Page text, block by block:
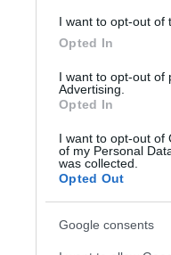
I want to opt-out of
Opted In
I want to opt-out of
Advertising.
Opted In
I want to opt-out of
of my Personal
was collected.
Opted Out
Google consents